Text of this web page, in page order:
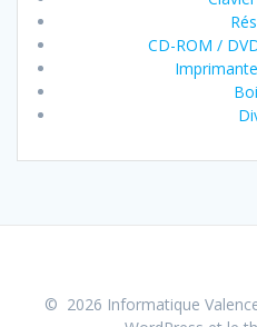
CD-ROM /
© 2026 Informatique